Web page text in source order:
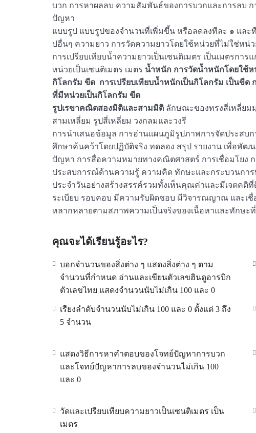
บวก การหาผลลบ ความสัมพันธ์ของการบวกและการลบ
ปัญหา
แบบรูป แบบรูปของจำนวนที่เพิ่มขึ้น หรือลดลงทีละ ๑ แล
ปอื่นๆ ความยาว การวัดความยาวโดยใช้หน่วยที่ไม่ใช่หน่
การเปรียบเทียบน้ำความยาวเป็นเซนติเมตร เป็นเมตรก
หน่วยเป็นเซนติเมตร เมตร น้ำหนัก การวัดน้ำหนักโดยใช้
กิโลกรัม ขีด การเปรียบเทียบน้ำหนักเป็นกิโลกรัม เป็นขี
ที่มีหน่วยเป็นกิโลกรัม ขีด
รูปเรขาคณิตสองมิติและสามมิติ ลักษณะของทรงสี่เหลี่ยม
สามเหลี่ยม รูปสี่เหลี่ยม วงกลมและวงรี
การนำเสนอข้อมูล การอ่านแผนภูมิรูปภาพการจัดประสบ
ศึกษาค้นคว้าโดยปฏิบัติจริง ทดลอง สรุป รายงาน เพื่อพั
ปัญหา การสื่อความหมายทางคณิตศาสตร์ การเชื่อมโยง
ประสบการณ์ด้านความรู้ ความคิด ทักษะและกระบวนการ
ประจำวันอย่างสร้างสรรค์รวมทั้งเห็นคุณค่าและมีเจตคติ
ระเบียบ รอบคอบ มีความรับผิดชอบ มีวิจารณญาณ และเชื่
หลากหลายตามสภาพความเป็นจริงของเนื้อหาและทักษะ
คุณจะได้เรียนรู้อะไร?
บอกจำนวนของสิ่งต่าง ๆ แสดงสิ่งต่าง ๆ ตาม
จำนวนที่กำหนด อ่านและเขียนตัวเลขฮินดูอารบิก
ตัวเลขไทย แสดงจำนวนนับไม่เกิน 100 และ 0
เรียงลำดับจำนวนนับไม่เกิน 100 และ 0 ตั้งแต่ 3 ถึง
5 จำนวน
แสดงวิธีการหาคำตอบของโจทย์ปัญหาการบวก
และโจทย์ปัญหาการลบของจำนวนไม่เกิน 100
และ 0
วัดและเปรียบเทียบความยาวเป็นเซนติเมตร เป็น
เมตร